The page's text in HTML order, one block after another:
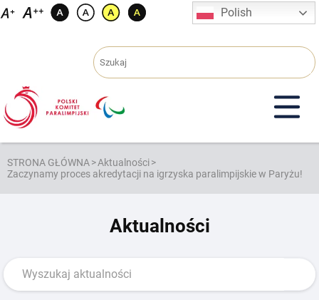
Przejdź
Polish
STRONA GŁÓWNA>Aktualności>
Zaczynamy proces akredytacji na igrzyska paralimpijskie w Paryżu!
Aktualności